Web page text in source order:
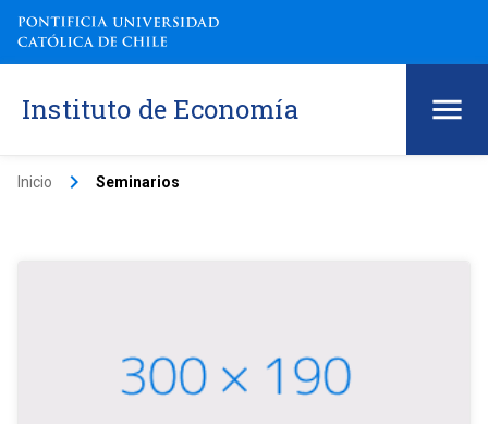
Instituto de Economía
Inicio keyboard_arrow_right Seminarios